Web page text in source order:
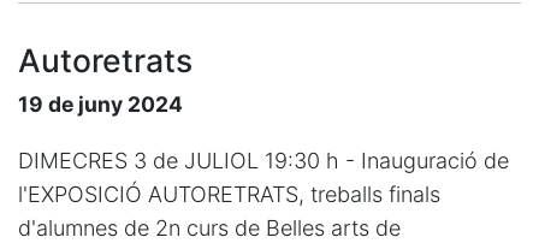
Autoretrats
19 de juny 2024
DIMECRES 3 de JULIOL 19:30 h - Inauguració de
l'EXPOSICIÓ AUTORETRATS, treballs finals
d'alumnes de 2n curs de Belles arts de